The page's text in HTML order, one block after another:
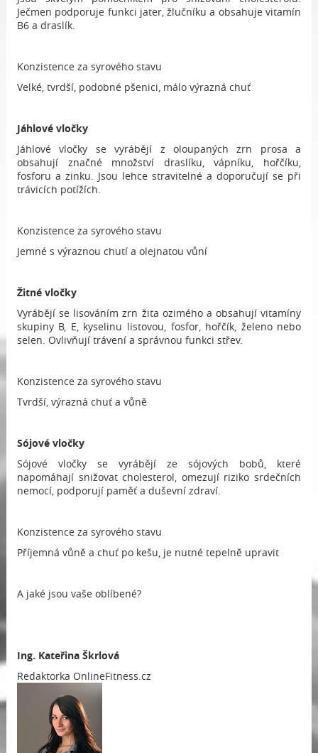
Ječmen podporuje funkci jater, žlučníku a obsahuje vitamín
B6 a draslík.
Konzistence za syrového stavu
Velké, tvrdší, podobné pšenici, málo výrazná chuť
Jáhlové vločky
Jáhlové vločky se vyrábějí z oloupaných zrn prosa a
obsahují značné množství draslíku, vápníku, hořčíku,
fosforu a zinku. Jsou lehce stravitelné a doporučují se při
trávicích potížích.
Konzistence za syrového stavu
Jemné s výraznou chutí a olejnatou vůní
Žitné vločky
Vyrábějí se lisováním zrn žita ozimého a obsahují vitamíny
skupiny B, E, kyselinu listovou, fosfor, hořčík, želeno nebo
selen. Ovlivňují trávení a správnou funkci střev.
Konzistence za syrového stavu
Tvrdší, výrazná chuť a vůně
Sójové vločky
Sójové vločky se vyrábějí ze sójových bobů, které
napomáhají snižovat cholesterol, omezují riziko srdečních
nemocí, podporují paměť a duševní zdraví.
Konzistence za syrového stavu
Příjemná vůně a chuť po kešu, je nutné tepelně upravit
A jaké jsou vaše oblíbené?
Ing. Kateřina Škrlová
Redaktorka OnlineFitness.cz